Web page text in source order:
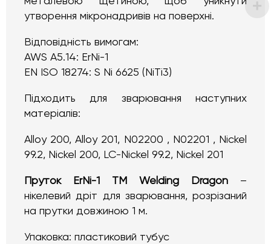
утворення мікронадривів на поверхні.
Відповідність вимогам:
AWS A5.14: ErNi-1
EN ISO 18274: S Ni 6625 (NiTi3)
Підходить для зварювання наступних
матеріалів:
Alloy 200, Alloy 201, N02200 , N02201 , Nickel
99.2, Nickel 200, LC-Nickel 99.2, Nickel 201
Пруток ErNi-1 ТМ Welding Dragon –
нікелевий дріт для зварювання, розрізаний
на прутки довжиною 1 м.
Упаковка: пластиковий тубус